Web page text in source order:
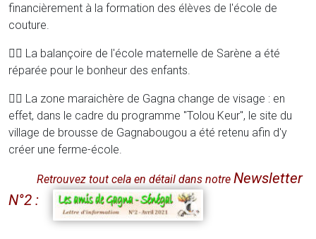
financièrement à la formation des élèves de l'école de
couture.
👉🏾 La balançoire de l'école maternelle de Sarène a été
réparée pour le bonheur des enfants.
👉🏾 La zone maraichère de Gagna change de visage : en
effet, dans le cadre du programme "Tolou Keur", le site du
village de brousse de Gagnabougou a été retenu afin d'y
créer une ferme-école.
Retrouvez tout cela en détail dans notre Newsletter
N°2 :